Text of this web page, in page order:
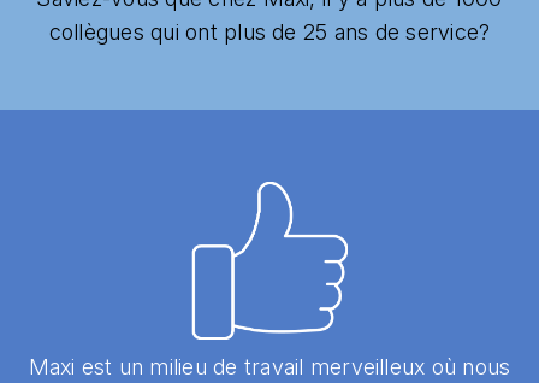
collègues qui ont plus de 25 ans de service?
Maxi est un milieu de travail merveilleux où nous